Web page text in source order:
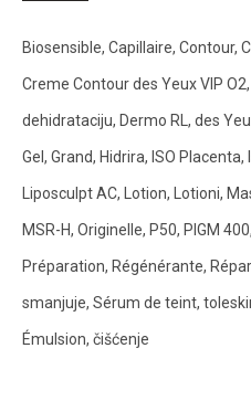
Biosensible Capillaire Contour
Creme Contour des Yeux VIP O2
dehidrataciju Dermo RL des
Gel Grand Hidrira ISO Placenta
Liposculpt AC Lotion Lotioni
MSR-H Originelle P50 PIGM 400
Préparation Régénérante
smanjuje Sérum de teint
Émulsion čišćenje